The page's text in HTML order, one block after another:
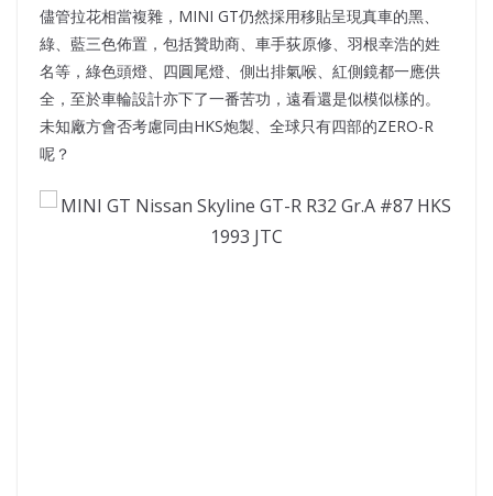
儘管拉花相當複雜，MINI GT仍然採用移貼呈現真車的黑、
綠、藍三色佈置，包括贊助商、車手荻原修、羽根幸浩的姓
名等，綠色頭燈、四圓尾燈、側出排氣喉、紅側鏡都一應供
全，至於車輪設計亦下了一番苦功，遠看還是似模似樣的。
未知廠方會否考慮同由HKS炮製、全球只有四部的ZERO-R
呢？